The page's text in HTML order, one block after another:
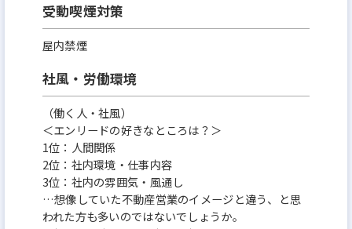
受動喫煙対策
屋内禁煙
社風・労働環境
（働く人・社風）
＜エンリードの好きなところは？＞
1位：人間関係
2位：社内環境・仕事内容
3位：社内の雰囲気・風通し
…想像していた不動産営業のイメージと違う、と思
われた方も多いのではないでしょうか。